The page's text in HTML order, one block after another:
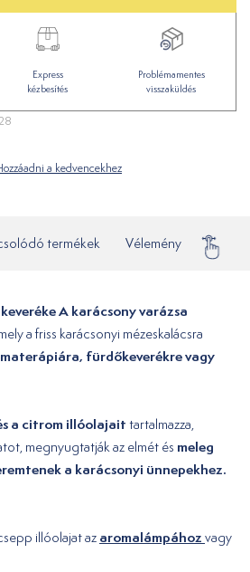
Express
kézbesítés
Problémamentes
visszaküldés
a kedvencekhez
termékek Vélemény
A karácsony varázsa
a friss karácsonyi mézeskalácsra
fürdőkeverékre vagy
a citrom illóolajait tartalmazza,
megnyugtatják az elmét és meleg
a karácsonyi ünnepekhez.
illóolajat az aromalámpához vagy